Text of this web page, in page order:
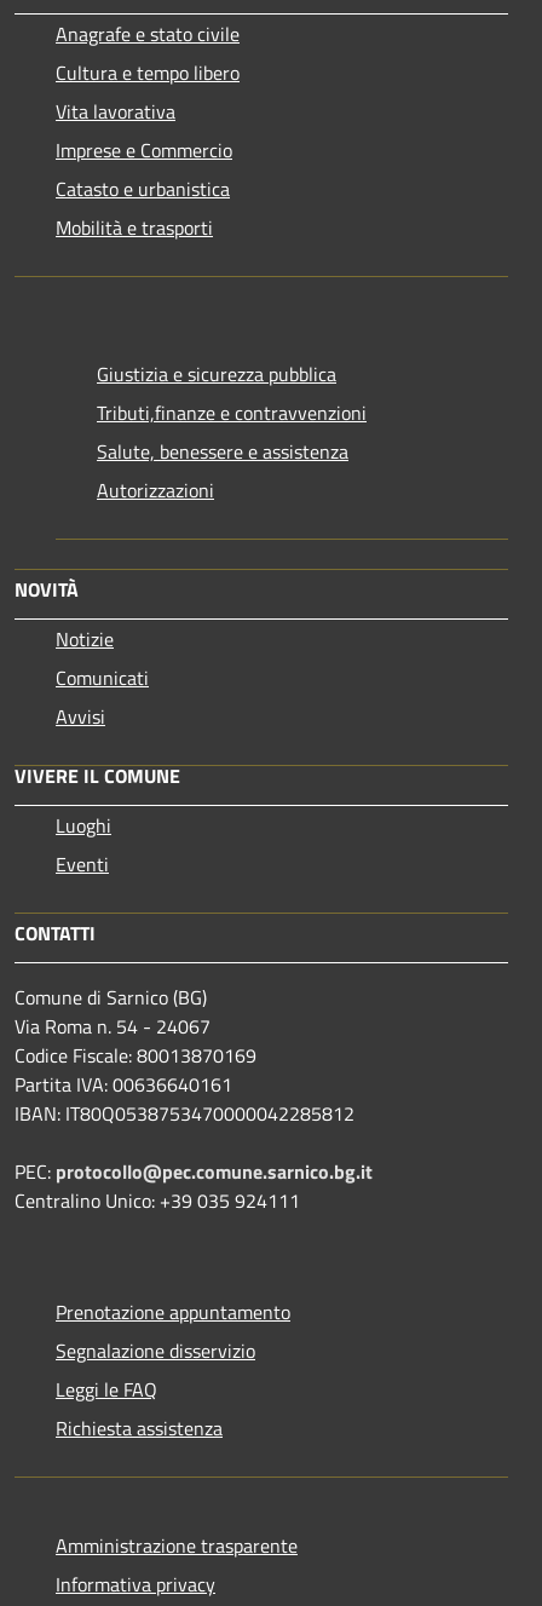
Anagrafe e stato civile
Cultura e tempo libero
Vita lavorativa
Imprese e Commercio
Catasto e urbanistica
Mobilità e trasporti
Giustizia e sicurezza pubblica
Tributi,finanze e contravvenzioni
Salute, benessere e assistenza
Autorizzazioni
NOVITÀ
Notizie
Comunicati
Avvisi
VIVERE IL COMUNE
Luoghi
Eventi
CONTATTI
Comune di Sarnico (BG)
Via Roma n. 54 - 24067
Codice Fiscale: 80013870169
Partita IVA: 00636640161
IBAN: IT80Q0538753470000042285812
PEC: protocollo@pec.comune.sarnico.bg.it
Centralino Unico: +39 035 924111
Prenotazione appuntamento
Segnalazione disservizio
Leggi le FAQ
Richiesta assistenza
Amministrazione trasparente
Informativa privacy